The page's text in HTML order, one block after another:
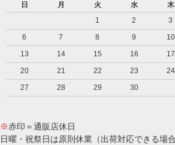
日
月 火 水 木
1
2 3
6
7 8 9 10
13
14 15 16 17
20
21 22 23 24
27
28 29 30
※赤印＝通販店休日
日曜・祝祭日は原則休業（出荷対応できる場